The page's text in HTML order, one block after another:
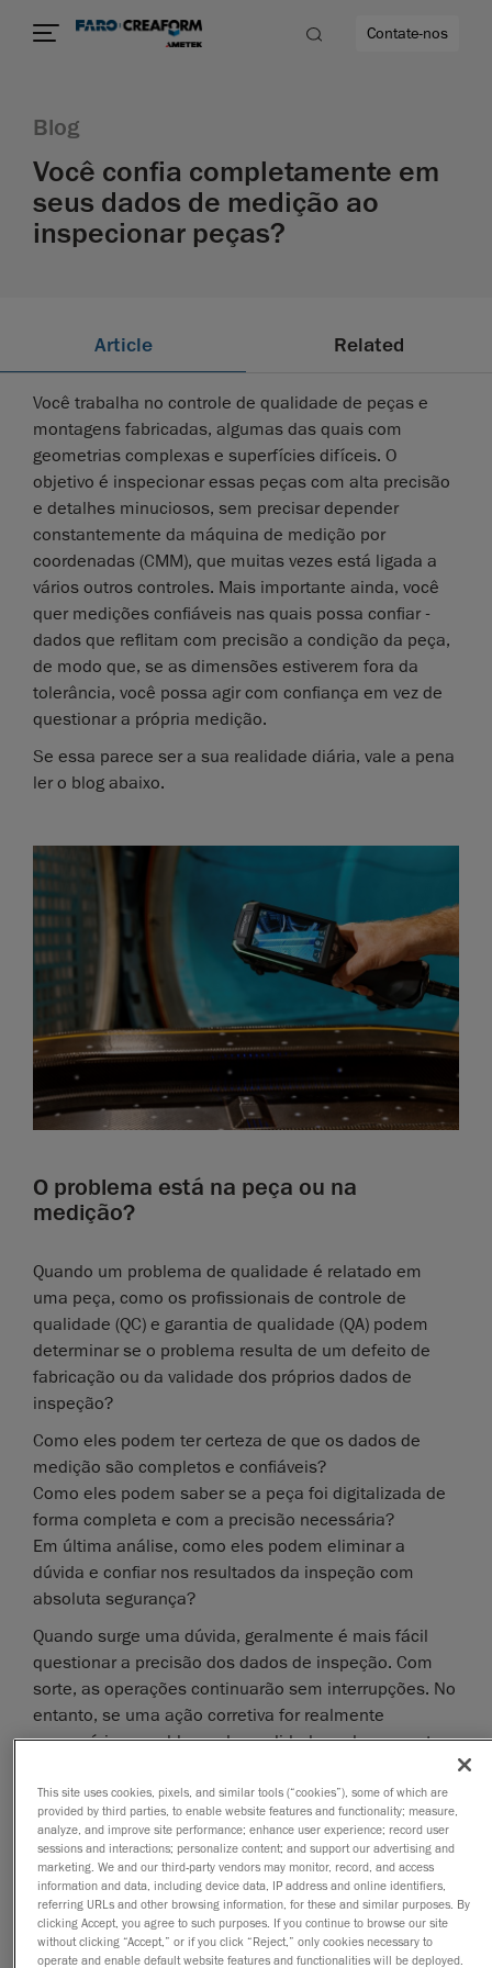
Contate-nos
Blog
Você confia completamente em
seus dados de medição ao
inspecionar peças?
Article Related
Você trabalha no controle de qualidade de peças e
montagens fabricadas, algumas das quais com
geometrias complexas e superfícies difíceis. O
objetivo é inspecionar essas peças com alta precisão
e detalhes minuciosos, sem precisar depender
constantemente da máquina de medição por
coordenadas (CMM), que muitas vezes está ligada a
vários outros controles. Mais importante ainda, você
quer medições confiáveis nas quais possa confiar -
dados que reflitam com precisão a condição da peça,
de modo que, se as dimensões estiverem fora da
tolerância, você possa agir com confiança em vez de
questionar a própria medição.
Se essa parece ser a sua realidade diária, vale a pena
ler o blog abaixo.
O problema está na peça ou na
medição?
Quando um problema de qualidade é relatado em
uma peça, como os profissionais de controle de
qualidade (QC) e garantia de qualidade (QA) podem
determinar se o problema resulta de um defeito de
fabricação ou da validade dos próprios dados de
inspeção?
Como eles podem ter certeza de que os dados de
medição são completos e confiáveis?
Como eles podem saber se a peça foi digitalizada de
forma completa e com a precisão necessária?
Em última análise, como eles podem eliminar a
dúvida e confiar nos resultados da inspeção com
absoluta segurança?
Quando surge uma dúvida, geralmente é mais fácil
questionar a precisão dos dados de inspeção. Com
sorte, as operações continuarão sem interrupções. No
entanto, se uma ação corretiva for realmente
necessária, o problema de qualidade pode aumentar,
dispendioso ou até mesmo recalls de produtos.
Para mitigar esses riscos - e, o que é mais importante,
para desempenhar suas responsabilidades com
eficácia - os profissionais de QC e QA devem contar
com dados de inspeção nos quais possam confiar.
Somente com medições precisas e confiáveis eles
This site uses cookies, pixels, and similar tools (“cookies”), some of which are
provided by third parties, to enable website features and functionality; measure,
analyze, and improve site performance; enhance user experience; record user
sessions and interactions; personalize content; and support our advertising and
marketing. We and our third-party vendors may monitor, record, and access
information and data, including device data, IP address and online identifiers,
referring URLs and other browsing information, for these and similar purposes. By
clicking Accept, you agree to such purposes. If you continue to browse our site
without clicking “Accept,” or if you click “Reject,” only cookies necessary to
operate and enable default website features and functionalities will be deployed.